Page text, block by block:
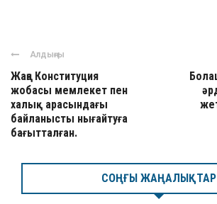
Алдыңғы
Жаңа Конституция
жобасы мемлекет пен
халық арасындағы
байланысты нығайтуға
бағытталған.
СОҢҒЫ ЖАҢАЛЫҚТАР